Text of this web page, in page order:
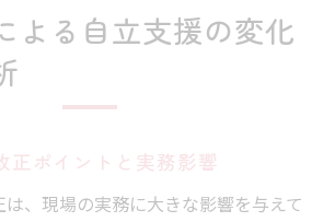
よる自立支援の変化
正ポイントと実務影響
、現場の実務に大きな影響を与えて